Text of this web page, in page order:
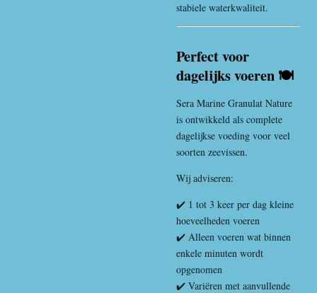
stabiele waterkwaliteit.
Perfect voor
dagelijks voeren 🍽️
Sera Marine Granulat Nature
is ontwikkeld als complete
dagelijkse voeding voor veel
soorten zeevissen.
Wij adviseren:
✔️ 1 tot 3 keer per dag kleine
hoeveelheden voeren
✔️ Alleen voeren wat binnen
enkele minuten wordt
opgenomen
✔️ Variëren met aanvullende